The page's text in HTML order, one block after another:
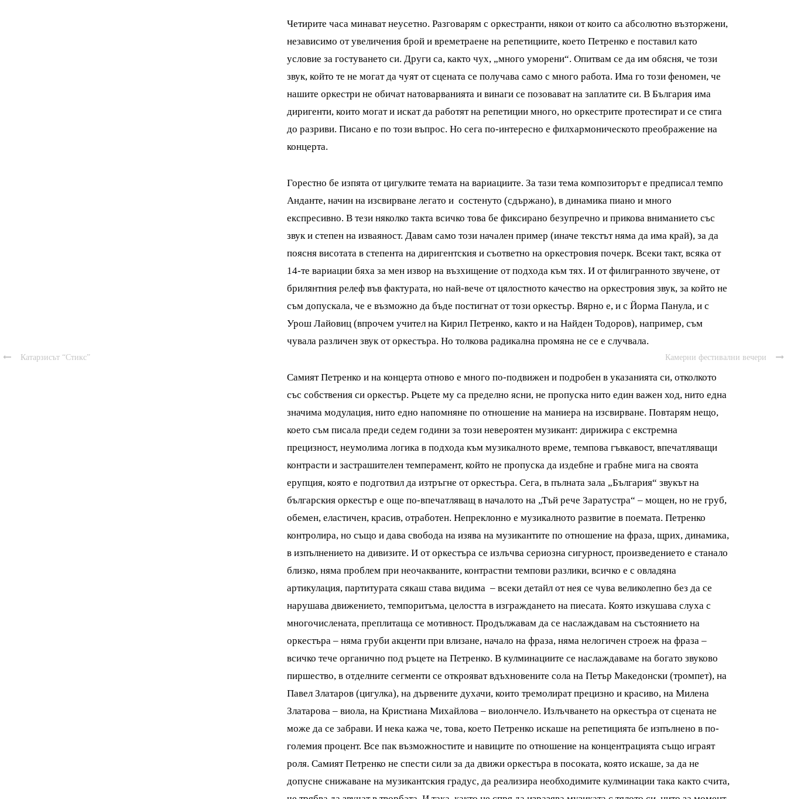
 Катарзисът “Стикс” 
Камерни фестивални вечери
Четирите часа минават неусетно. Разговарям с оркестранти, някои от които са абсолютно възторжени,
независимо от увеличения брой и времетраене на репетициите, което Петренко е поставил като
условие за гостуването си. Други са, както чух, „много уморени“. Опитвам се да им обясня, че този
звук, който те не могат да чуят от сцената се получава само с много работа. Има го този феномен, че
нашите оркестри не обичат натоварванията и винаги се позовават на заплатите си. В България има
диригенти, които могат и искат да работят на репетиции много, но оркестрите протестират и се стига
до разриви. Писано е по този въпрос. Но сега по-интересно е филхармоническото преображение на
концерта.
Горестно бе изпята от цигулките темата на вариациите. За тази тема композиторът е предписал темпо
Анданте, начин на изсвирване легато и состенуто (сдържано), в динамика пиано и много
експресивно. В тези няколко такта всичко това бе фиксирано безупречно и прикова вниманието със
звук и степен на изваяност. Давам само този начален пример (иначе текстът няма да има край), за да
поясня висотата в степента на диригентския и съответно на оркестровия почерк. Всеки такт, всяка от
14-те вариации бяха за мен извор на възхищение от подхода към тях. И от филигранното звучене, от
брилянтния релеф във фактурата, но най-вече от цялостното качество на оркестровия звук, за който не
съм допускала, че е възможно да бъде постигнат от този оркестър. Вярно е, и с Йорма Панула, и с
Урош Лайовиц (впрочем учител на Кирил Петренко, както и на Найден Тодоров), например, съм
чувала различен звук от оркестъра. Но толкова радикална промяна не се е случвала.
Самият Петренко и на концерта отново е много по-подвижен и подробен в указанията си, отколкото
със собствения си оркестър. Ръцете му са пределно ясни, не пропуска нито един важен ход, нито една
значима модулация, нито едно напомняне по отношение на маниера на изсвирване. Повтарям нещо,
което съм писала преди седем години за този невероятен музикант: дирижира с екстремна
прецизност, неумолима логика в подхода към музикалното време, темпова гъвкавост, впечатляващи
контрасти и застрашителен темперамент, който не пропуска да издебне и грабне мига на своята
ерупция, която е подготвил да изтръгне от оркестъра. Сега, в пълната зала „България“ звукът на
българския оркестър е още по-впечатляващ в началото на „Тъй рече Заратустра“ – мощен, но не груб,
обемен, еластичен, красив, отработен. Непреклонно е музикалното развитие в поемата. Петренко
контролира, но също и дава свобода на изява на музикантите по отношение на фраза, щрих, динамика,
в изпълнението на дивизите. И от оркестъра се излъчва сериозна сигурност, произведението е станало
близко, няма проблем при неочакваните, контрастни темпови разлики, всичко е с овладяна
артикулация, партитурата сякаш става видима – всеки детайл от нея се чува великолепно без да се
нарушава движението, темпоритъма, целостта в изграждането на пиесата. Която изкушава слуха с
многочислената, преплитаща се мотивност. Продължавам да се наслаждавам на състоянието на
оркестъра – няма груби акценти при влизане, начало на фраза, няма нелогичен строеж на фраза –
всичко тече органично под ръцете на Петренко. В кулминациите се наслаждаваме на богато звуково
пиршество, в отделните сегменти се открояват вдъхновените сола на Петър Македонски (тромпет), на
Павел Златаров (цигулка), на дървените духачи, които тремолират прецизно и красиво, на Милена
Златарова – виола, на Кристиана Михайлова – виолончело. Излъчването на оркестъра от сцената не
може да се забрави. И нека кажа че, това, което Петренко искаше на репетицията бе изпълнено в по-
големия процент. Все пак възможностите и навиците по отношение на концентрацията също играят
роля. Самият Петренко не спести сили за да движи оркестъра в посоката, която искаше, за да не
допусне снижаване на музикантския градус, да реализира необходимите кулминации така както счита,